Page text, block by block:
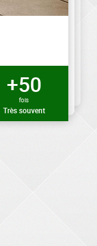
+50
fois
Très souvent